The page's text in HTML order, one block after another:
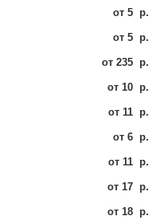
от 5 р.
от 5 р.
от 235 р.
от 10 р.
от 11 р.
от 6 р.
от 11 р.
от 17 р.
от 18 р.